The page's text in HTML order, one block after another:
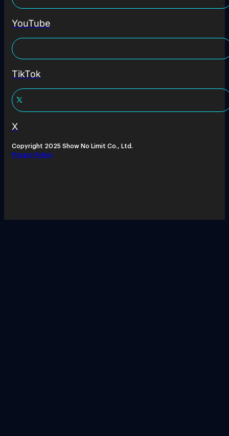
YouTube
TikTok
X
Copyright 2025 Show No Limit Co., Ltd.
Privacy Policy